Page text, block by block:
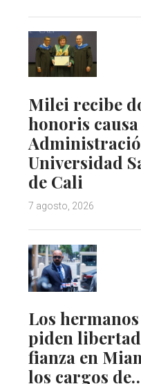
Milei recibe
honoris causa
Universidad
de Cali
7 agosto, 2026
Los
piden
fianza en
los cargos